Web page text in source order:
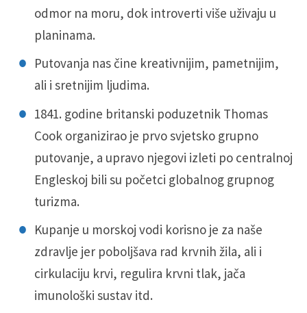
odmor na moru, dok introverti više uživaju u
planinama.
Putovanja nas čine kreativnijim, pametnijim,
ali i sretnijim ljudima.
1841. godine britanski poduzetnik Thomas
Cook organizirao je prvo svjetsko grupno
putovanje, a upravo njegovi izleti po centralnoj
Engleskoj bili su početci globalnog grupnog
turizma.
Kupanje u morskoj vodi korisno je za naše
zdravlje jer poboljšava rad krvnih žila, ali i
cirkulaciju krvi, regulira krvni tlak, jača
imunološki sustav itd.